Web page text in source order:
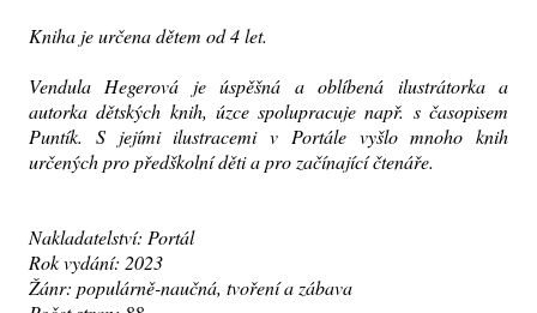
Kniha je určena dětem od 4 let.
Vendula Hegerová je úspěšná a oblíbená ilustrátorka a
autorka dětských knih, úzce spolupracuje např. s časopisem
Puntík. S jejími ilustracemi v Portále vyšlo mnoho knih
určených pro předškolní děti a pro začínající čtenáře.
Nakladatelství: Portál
Rok vydání: 2023
Žánr: populárně-naučná, tvoření a zábava